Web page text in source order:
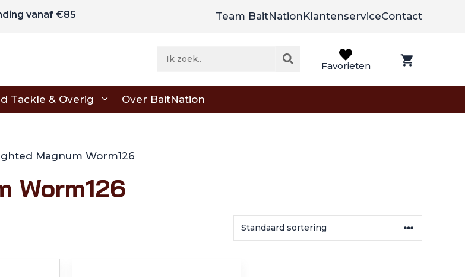
vanaf €85 Team BaitNationKlantenserviceContact
Favorieten
Tackle & Overig Over BaitNation
Magnum Worm126
Worm126